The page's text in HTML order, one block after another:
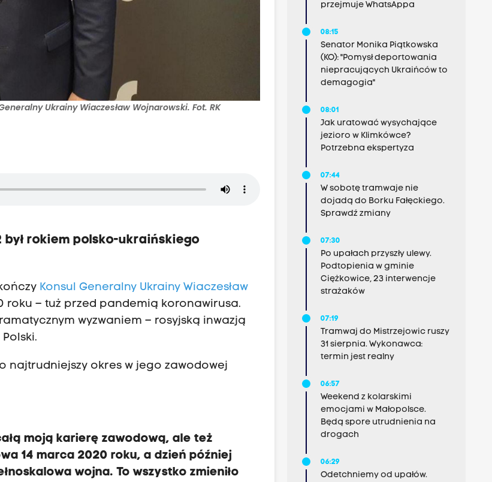
Ukrainy Wiaczesław Wojnarowski. Fot. RK
był rokiem polsko-ukraińskiego
Konsul Generalny Ukrainy Wiaczesław
roku – tuż przed pandemią koronawirusa.
wyzwaniem – rosyjską inwazją
najtrudniejszy okres w jego zawodowej
moją karierę zawodową, ale też
14 marca 2020 roku, a dzień później
wojna. To wszystko zmieniło
przejmuje WhatsAppa
08:15
Senator Monika Piątkowska
(KO): "Pomysł deportowania
niepracujących Ukraińców to
demagogia"
08:01
Jak uratować wysychające
jezioro w Klimkówce?
Potrzebna ekspertyza
07:44
W sobotę tramwaje nie
dojadą do Borku Fałęckiego.
Sprawdź zmiany
07:30
Po upałach przyszły ulewy.
Podtopienia w gminie
Ciężkowice, 23 interwencje
strażaków
07:19
Tramwaj do Mistrzejowic ruszy
31 sierpnia. Wykonawca:
termin jest realny
06:57
Weekend z kolarskimi
emocjami w Małopolsce.
Będą spore utrudnienia na
drogach
06:29
Odetchniemy od upałów.